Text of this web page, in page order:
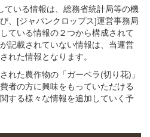
ている情報は、総務省統計局等の機
、[ジャパンクロップス]運営事務局
ている情報の２つから構成されて
記載されていない情報は、当運営
れた情報となります。
れた農作物の「ガーベラ(切り花)」
者の方に興味をもっていただける
する様々な情報を追加していく予